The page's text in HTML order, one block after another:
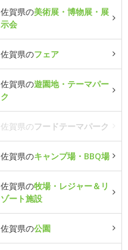
佐賀県の美術展・博物展・展
示会
佐賀県のフェア
佐賀県の遊園地・テーマパー
ク
佐賀県のフードテーマパーク
佐賀県のキャンプ場・BBQ場
佐賀県の牧場・レジャー＆リ
ゾート施設
佐賀県の公園